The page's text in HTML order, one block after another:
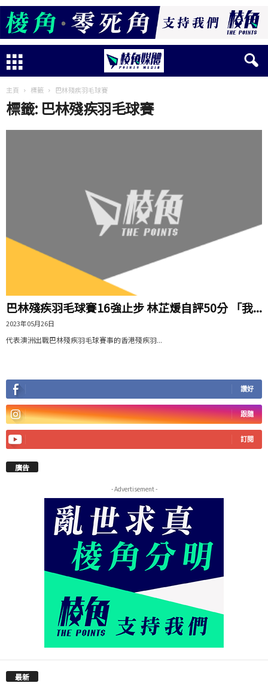
主頁 標籤 巴林殘疾羽毛球賽
標籤: 巴林殘疾羽毛球賽
巴林殘疾羽毛球賽16強止步 林芷煖自評50分 「我...
2023年05月26日
代表澳洲出戰巴林殘疾羽毛球賽事的香港殘疾羽...
讚好
跟隨
訂閱
廣告
- Advertisement -
最新